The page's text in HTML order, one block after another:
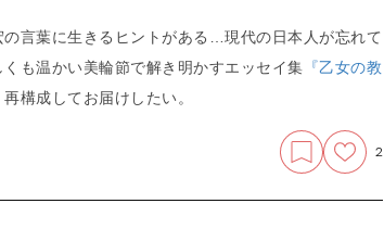
言葉に生きるヒントがある…現代の日本人が忘れて
も温かい美輪節で解き明かすエッセイ集 『乙女の教
構成してお届けしたい。
2